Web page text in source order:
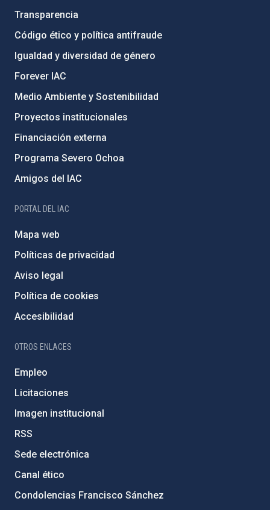
Transparencia
Código ético y política antifraude
Igualdad y diversidad de género
Forever IAC
Medio Ambiente y Sostenibilidad
Proyectos institucionales
Financiación externa
Programa Severo Ochoa
Amigos del IAC
PORTAL DEL IAC
Mapa web
Políticas de privacidad
Aviso legal
Política de cookies
Accesibilidad
OTROS ENLACES
Empleo
Licitaciones
Imagen institucional
RSS
Sede electrónica
Canal ético
Condolencias Francisco Sánchez